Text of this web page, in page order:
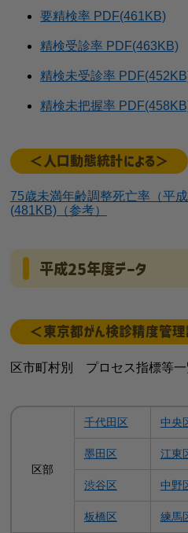
要精検率 PDF(461KB)
精検受診率 PDF(463KB)
精検未受診率
精検未把握率
＜人口動態統計による＞
75歳未満年齢調整死亡率（平
(481KB)（参考）
平成25年度データ
＜東京都がん検診精度管理
区市町村別 プロセス指標等一
区部
千代田区 中央
墨田区 江東
渋谷区 中野
板橋区 練馬